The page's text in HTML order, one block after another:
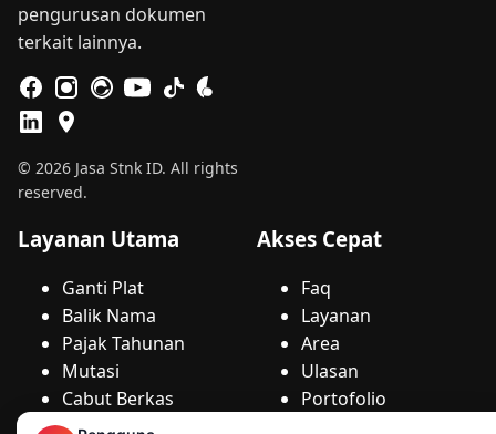
pengurusan dokumen
terkait lainnya.
© 2026 Jasa Stnk ID. All rights
reserved.
Layanan Utama
Ganti Plat
Balik Nama
Pajak Tahunan
Mutasi
Cabut Berkas
Duplikat
Akses Cepat
Faq
Layanan
Area
Ulasan
Portofolio